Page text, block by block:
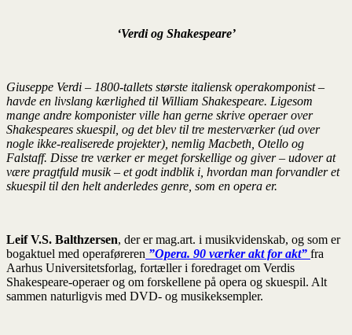
‘Verdi og Shakespeare’
Giuseppe Verdi – 1800-tallets største italiensk operakomponist –
havde en livslang kærlighed til William Shakespeare. Ligesom
mange andre komponister ville han gerne skrive operaer over
Shakespeares skuespil, og det blev til tre mesterværker (ud over
nogle ikke-realiserede projekter), nemlig Macbeth, Otello og
Falstaff. Disse tre værker er meget forskellige og giver – udover at
være pragtfuld musik – et godt indblik i, hvordan man forvandler et
skuespil til den helt anderledes genre, som en opera er.
Leif V.S. Balthzersen, der er mag.art. i musikvidenskab, og som er
bogaktuel med operaføreren ”Opera. 90 værker akt for akt” fra
Aarhus Universitetsforlag, fortæller i foredraget om Verdis
Shakespeare-operaer og om forskellene på opera og skuespil. Alt
sammen naturligvis med DVD- og musikeksempler.